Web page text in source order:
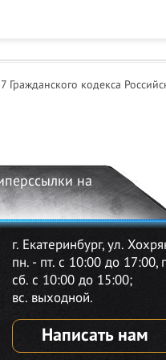
кодекса
на
г. Екатеринбург, ул.
пн. - пт. с 10:00 до
сб. с 10:00 до 15:00;
вс. выходной.
Написать нам